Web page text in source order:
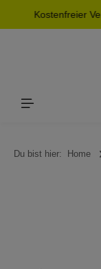
springen
Kostenfreier
Du bist hier: Home
Bildergalerie